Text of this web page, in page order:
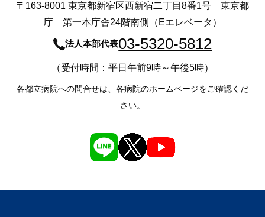
〒163-8001 東京都新宿区西新宿二丁目8番1号 東京都
庁 第一本庁舎24階南側（Eエレベータ）
法人本部代表03-5320-5812
（受付時間：平日午前9時～午後5時）
各都立病院への問合せは、各病院のホームページをご確認くだ
さい。